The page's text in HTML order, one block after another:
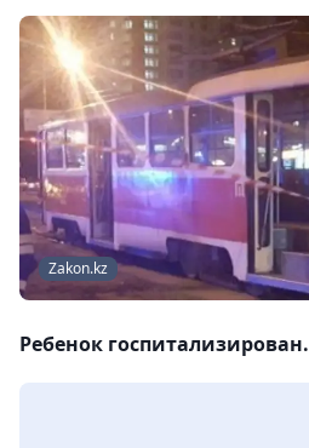
Zakon.kz
Ребенок госпитализирован.